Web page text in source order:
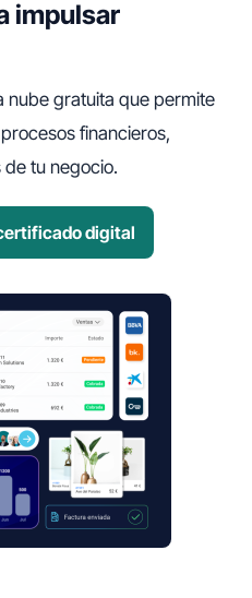
impulsar
nube gratuita que permite
financieros,
tu negocio.
digital